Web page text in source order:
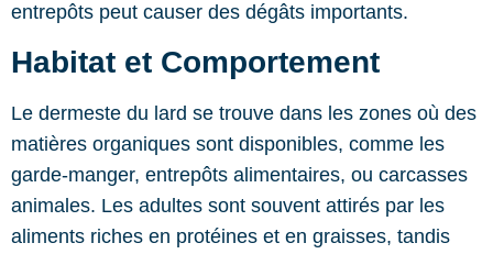
entrepôts peut causer des dégâts importants.
Habitat et Comportement
Le dermeste du lard se trouve dans les zones où des
matières organiques sont disponibles, comme les
garde-manger, entrepôts alimentaires, ou carcasses
animales. Les adultes sont souvent attirés par les
aliments riches en protéines et en graisses, tandis